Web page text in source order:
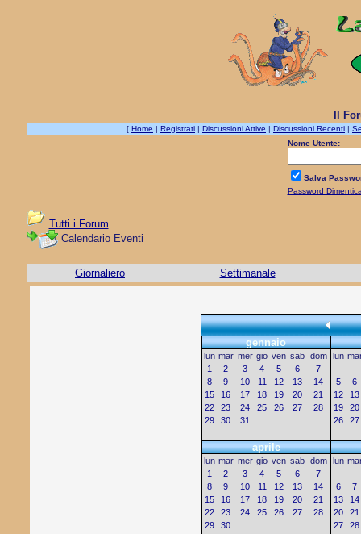
Il
[ Home | Registrati | Discussioni Attive | Discussioni Recenti |
Nome Utente:
Salva
Password
Tutti i Forum
Calendario Eventi
Giornaliero Settimanale
gennaio
lun mar mer gio ven sab dom
1
2 3 4 5 6
7
8
9 10 11 12 13
14
15
16 17 18 19 20
21
22
23 24 25 26 27
28
29
30 31
lun
5
6
12
13
19
20
26
27
aprile
lun mar mer gio ven sab dom
1
2 3 4 5 6
7
8
9 10 11 12 13
14
15
16 17 18 19 20
21
22
23 24 25 26 27
28
29
30
lun
6
7
13
14
20
21
27
28